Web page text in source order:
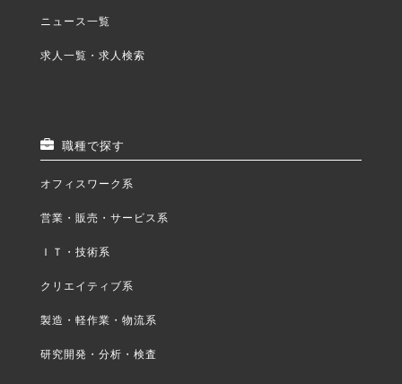
ニュース一覧
求人一覧・求人検索
職種で探す
オフィスワーク系
営業・販売・サービス系
ＩＴ・技術系
クリエイティブ系
製造・軽作業・物流系
研究開発・分析・検査